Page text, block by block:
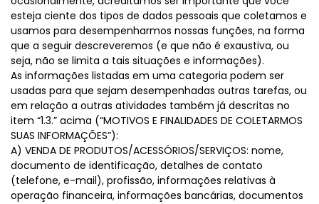
esteja ciente dos tipos de dados pessoais que coletamos e
usamos para desempenharmos nossas funções, na forma
que a seguir descreveremos (e que não é exaustiva, ou
seja, não se limita a tais situações e informações).
As informações listadas em uma categoria podem ser
usadas para que sejam desempenhadas outras tarefas, ou
em relação a outras atividades também já descritas no
item “1.3.” acima (“MOTIVOS E FINALIDADES DE COLETARMOS
SUAS INFORMAÇÕES”):
A) VENDA DE PRODUTOS/ACESSÓRIOS/SERVIÇOS: nome,
documento de identificação, detalhes de contato
(telefone, e-mail), profissão, informações relativas à
operação financeira, informações bancárias, documentos